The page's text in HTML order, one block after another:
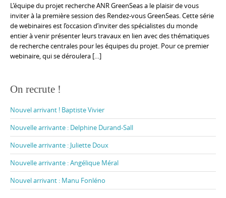
L’équipe du projet recherche ANR GreenSeas a le plaisir de vous
inviter à la première session des Rendez-vous GreenSeas. Cette série
de webinaires est l’occasion d’inviter des spécialistes du monde
entier à venir présenter leurs travaux en lien avec des thématiques
de recherche centrales pour les équipes du projet. Pour ce premier
webinaire, qui se déroulera […]
On recrute !
Nouvel arrivant ! Baptiste Vivier
Nouvelle arrivante : Delphine Durand-Sall
Nouvelle arrivante : Juliette Doux
Nouvelle arrivante : Angélique Méral
Nouvel arrivant : Manu Fonléno